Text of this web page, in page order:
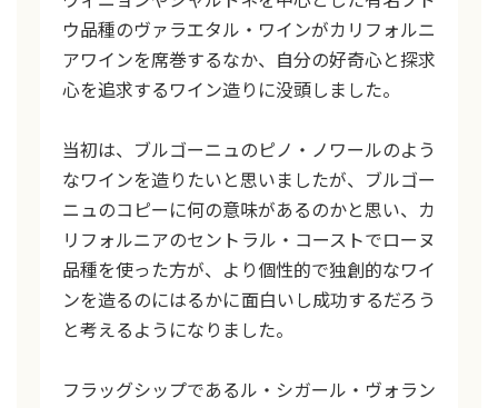
ウ品種のヴァラエタル・ワインがカリフォルニ
アワインを席巻するなか、自分の好奇心と探求
心を追求するワイン造りに没頭しました。
当初は、ブルゴーニュのピノ・ノワールのよう
なワインを造りたいと思いましたが、ブルゴー
ニュのコピーに何の意味があるのかと思い、カ
リフォルニアのセントラル・コーストでローヌ
品種を使った方が、より個性的で独創的なワイ
ンを造るのにはるかに面白いし成功するだろう
と考えるようになりました。
フラッグシップであるル・シガール・ヴォラン